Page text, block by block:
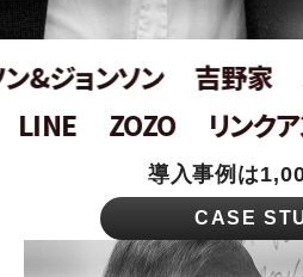
&ジョンソン 吉野家
LINE
ZOZO リンク
導入事例は
CASE